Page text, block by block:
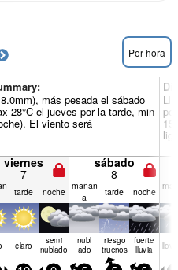
Por hora
más pesada el sábado
28°C el jueves por la tarde, min
El viento será
viernes
7
sábado
8
tarde noche mañan
a
tarde noche
claro semi
nublado
nubl
ado
riesgo
truenos
fuerte
lluvia